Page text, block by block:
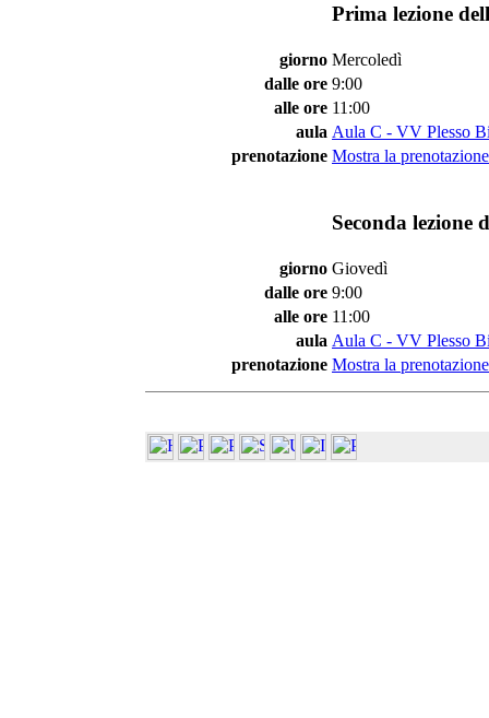
Prima lezione
giorno Mercoledì
dalle ore 9:00
alle ore 11:00
aula Aula C - VV Plesso
prenotazione Mostra la
Seconda lezione
giorno Giovedì
dalle ore 9:00
alle ore 11:00
aula Aula C - VV Plesso
prenotazione Mostra la